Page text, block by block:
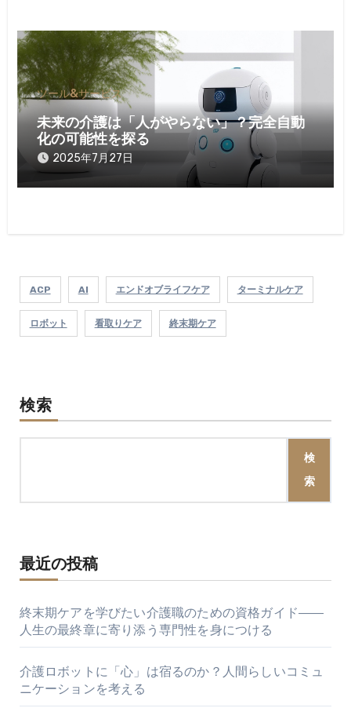
ツール&サービス
未来の介護は「人がやらない」？完全自動
化の可能性を探る
2025年7月27日
ACP AI エンドオブライフケア ターミナルケア
ロボット 看取りケア 終末期ケア
検索
検
索
最近の投稿
終末期ケアを学びたい介護職のための資格ガイド――
人生の最終章に寄り添う専門性を身につける
介護ロボットに「心」は宿るのか？人間らしいコミュ
ニケーションを考える